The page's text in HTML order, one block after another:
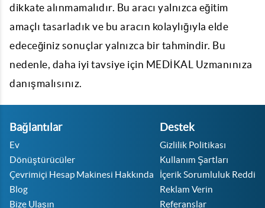
dikkate alınmamalıdır. Bu aracı yalnızca eğitim
amaçlı tasarladık ve bu aracın kolaylığıyla elde
edeceğiniz sonuçlar yalnızca bir tahmindir. Bu
nedenle, daha iyi tavsiye için MEDİKAL Uzmanınıza
danışmalısınız.
Bağlantılar
Ev
Dönüştürücüler
Çevrimiçi Hesap Makinesi Hakkında
Blog
Bize Ulaşın
Destek
Gizlilik Politikası
Kullanım Şartları
İçerik Sorumluluk Reddi
Reklam Verin
Referanslar